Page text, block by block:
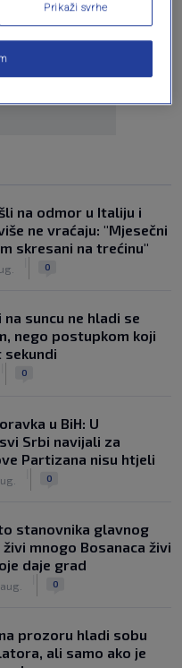
na odmor u Italiju i
ne vraćaju: "Mjesečni
skresani na trećinu"
0
suncu ne hladi se
nego postupkom koji
0
u BiH: U
Srbi navijali za
Partizana nisu htjeli
0
stanovnika glavnog
mnogo Bosanaca živi
daje grad
0
prozoru hladi sobu
ali samo ako je
Prikaži svrhe